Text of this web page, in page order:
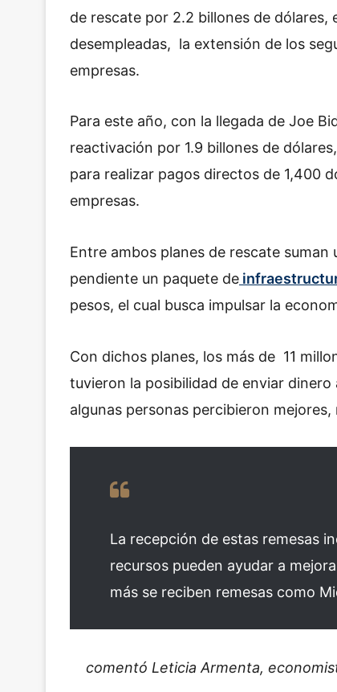
de rescate por 2.2 billones de dólares,
desempleadas, la extensión de los
empresas.
Para este año, con la llegada de Joe
reactivación por 1.9 billones de
para realizar pagos directos de 1,400
empresas.
Entre ambos planes de rescate suman
pendiente un paquete de
pesos, el cual busca impulsar la
Con dichos planes, los más de 11
tuvieron la posibilidad de enviar
algunas personas percibieron
La recepción de estas remesas
recursos pueden ayudar a
más se reciben remesas como
comentó Leticia Armenta,